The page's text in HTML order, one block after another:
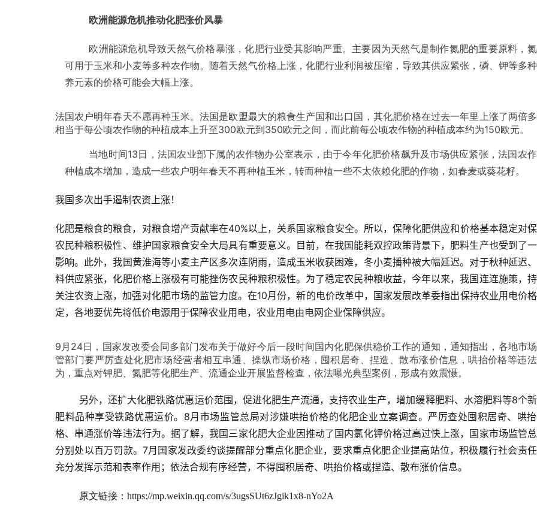
欧洲能源危机推动化肥涨价风暴
欧洲能源危机导致天然气价格暴涨，化肥行业受其影响严重。主要因为天然气是制作氮肥的重要原料，
可用于玉米和小麦等多种农作物。随着天然气价格上涨，化肥行业利润被压缩，导致其供应紧张，磷、钾等多
养元素的价格可能会大幅上涨。
法国农户明年春天不愿再种玉米。法国是欧盟最大的粮食生产国和出口国， 其化肥价格在过去一年里上涨了两倍多
相当于每公顷农作物的种植成本上升至300欧元到350欧元之间，而此前每公顷农作物的种植成本约为150欧元。
当地时间13日，法国农业部下属的农作物办公室表示，由于今年化肥价格飙升及市场供应紧张，法国农
种植成本增加，造成一些农户明年春天不再种植玉米，转而种植一些不太依赖化肥的作物，如春麦或葵花籽。
我国多次出手遏制农资上涨！
化肥是粮食的粮食，对粮食增产贡献率在40%以上，关系国家粮食安全。所以，保障化肥供应和价格基本稳定对
农民种粮积极性、维护国家粮食安全大局具有重要意义。目前，在我国能耗双控政策背景下，肥料生产也受到了
影响。此外，我国黄淮海等小麦主产区多次连阴雨，造成玉米收获困难，冬小麦播种被大幅延迟。对于秋种延迟
料供应紧张，化肥价格上涨极有可能挫伤农民种粮积极性。为了稳定农民种粮收益，今年以来，我国连连施策，
关注农资上涨，加强对化肥市场的监管力度。在10月份，新的电价改革中，国家发展改革委指出保持农业用电价
定，各地要优先将低价电源用于保障农业用电，农业用电由电网企业保障供应。
9月24日，国家发改委会同多部门发布关于做好今后一段时间国内化肥保供稳价工作的通知，通知指出，各地市
管部门要严厉查处化肥市场经营者相互串通、操纵市场价格，囤积居奇、捏造、散布涨价信息，哄抬价格等违
为，重点对钾肥、氮肥等化肥生产、流通企业开展监督检查，依法曝光典型案例，形成有效震慑。
肥料品种享受铁路优惠运价。8月市场监管总局对涉嫌哄抬价格的化肥企业立案调查。严厉查处囤积居奇、哄
格、串通涨价等违法行为。据了解，我国三家化肥大企业因推动了国内氯化钾价格过高过快上涨，国家市场监管
分别处以百万罚款。7月国家发改委约谈提醒部分重点化肥企业，要求重点化肥企业提高站位，积极履行社会责任
充分发挥示范和表率作用；依法合规有序经营，不得囤积居奇、哄抬价格或捏造、散布涨价信息。
原文链接：https://mp.weixin.qq.com/s/3ugsSUt6zJgik1x8-nYo2A